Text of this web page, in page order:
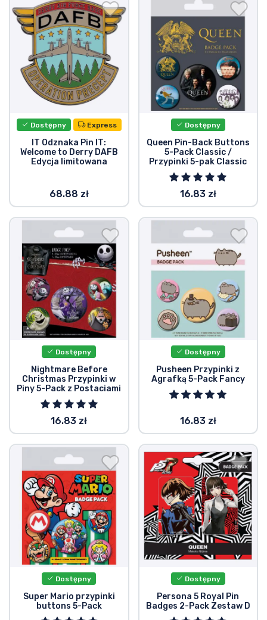
Dostępny Express
IT Odznaka Pin IT:
Welcome to Derry DAFB
Edycja limitowana
68.88 zł
Dostępny
Queen Pin-Back Buttons
5-Pack Classic /
Przypinki 5-pak Classic
16.83 zł
Dostępny
Nightmare Before
Christmas Przypinki w
Piny 5-Pack z Postaciami
16.83 zł
Dostępny
Pusheen Przypinki z
Agrafką 5-Pack Fancy
16.83 zł
Dostępny
Super Mario przypinki
buttons 5-Pack
Dostępny
Persona 5 Royal Pin
Badges 2-Pack Zestaw D